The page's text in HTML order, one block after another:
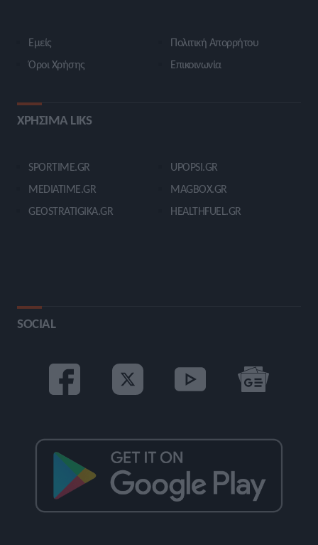
Εμείς
Όροι Χρήσης
Πολιτική Απορρήτου
Επικοινωνία
ΧΡΗΣΙΜΑ LIKS
SPORTIME.GR
MEDIATIME.GR
GEOSTRATIGIKA.GR
UPOPSI.GR
MAGBOX.GR
HEALTHFUEL.GR
SOCIAL